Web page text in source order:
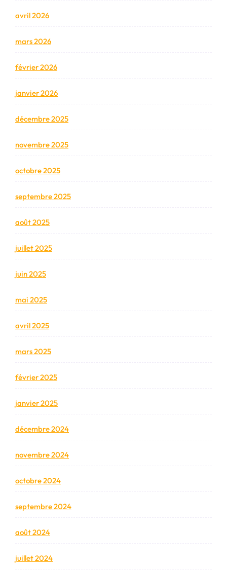
avril 2026
mars 2026
février 2026
janvier 2026
décembre 2025
novembre 2025
octobre 2025
septembre 2025
août 2025
juillet 2025
juin 2025
mai 2025
avril 2025
mars 2025
février 2025
janvier 2025
décembre 2024
novembre 2024
octobre 2024
septembre 2024
août 2024
juillet 2024